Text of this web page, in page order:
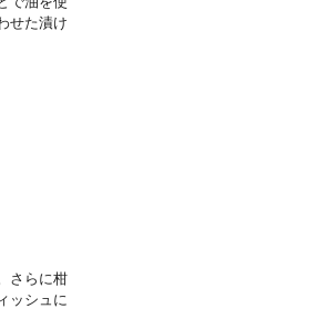
せた漬け
さらに柑
ッシュに